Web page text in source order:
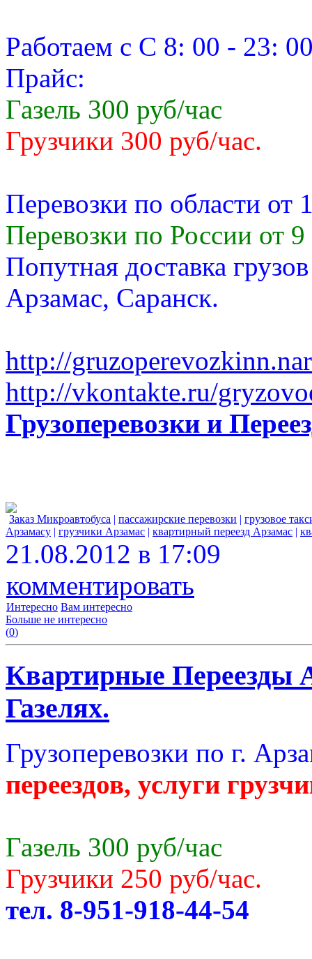
Работаем с С 8: 00 - 23:
Прайс:
Газель 300 руб/час
Грузчики 300 руб/час.
Перевозки по области от
Перевозки по России от
Попутная доставка
Арзамас, Саранск.
http://
http://vkontakte.ru/
Грузоперевозки и
Заказ Микроавтобуса | пассажирские перевозки | грузовое
Арзамасу | грузчики Арзамас | квартирный переезд Арзамас |
21.08.2012 в 17:09
комментировать
Интересно Вам интересно
Больше не интересно
(0)
Квартирные Переезды
Газелях.
Грузоперевозки по г.
переездов, услуги
Газель 300 руб/час
Грузчики 250 руб/час.
тел. 8-951-918-44-54